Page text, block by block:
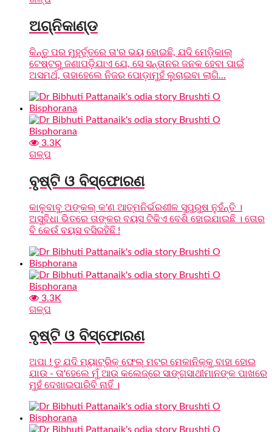
ଅଗ୍ନିକାଣ୍ଡ
କିନ୍ତୁ ପର ମୁହୂର୍ତ୍ତରେ ତା'ର ଭୟ ହୋଇଛି, ଯଦି ମେଡ଼ିକାଲ୍
ଟେଷ୍ଟରୁ ଜଣାପଡ଼ିଯାଏ ଯେ, ସେ ସନ୍ତାନର ଜନକ ହେବା ପାଇଁ
ଅସମର୍ଥ, ତାହାହେଲେ ନିଜର ପୋଡ଼ାମୁହଁ ଲୁଚାଇବା ଲାଗି...
3.3K
ଗଳ୍ପ
ବୃଷ୍ଟି ଓ ବିସ୍ଫୋରଣ
କାଳୁବାବୁ ଅଙ୍କଲ୍ କ'ଣ ଆତ୍ମନିର୍ଭରଶୀଳ ସୁପୁରୁଷ ନୁହଁନ୍ତି ।
ଅସୁବିଧା ଭିତରେ ତାଙ୍କର ବୟସ ଟିକିଏ ବେଶି ହୋଇଯାଇଛି । ତୋର
ବି କେଉଁ ବୟସ ବସିରହିଛି !
3.3K
ଗଳ୍ପ
ବୃଷ୍ଟି ଓ ବିସ୍ଫୋରଣ
ଅପା ! ତୁ ଯଦି ମ୍ୟାଟ୍ରିକ୍ ଫେଲ୍ ମଟର ମେକାନିକ୍‌କୁ ବାହା ହୋଇ
ଯାଉ - ତା'ହେଲେ ମୁଁ ଆଉ କଲେଜ୍‌ରେ ସାଙ୍ଗସାଥୀମାନଙ୍କ ପାଖରେ
ମୁହଁ ଦେଖାଇପାରିବି ନାହିଁ ।